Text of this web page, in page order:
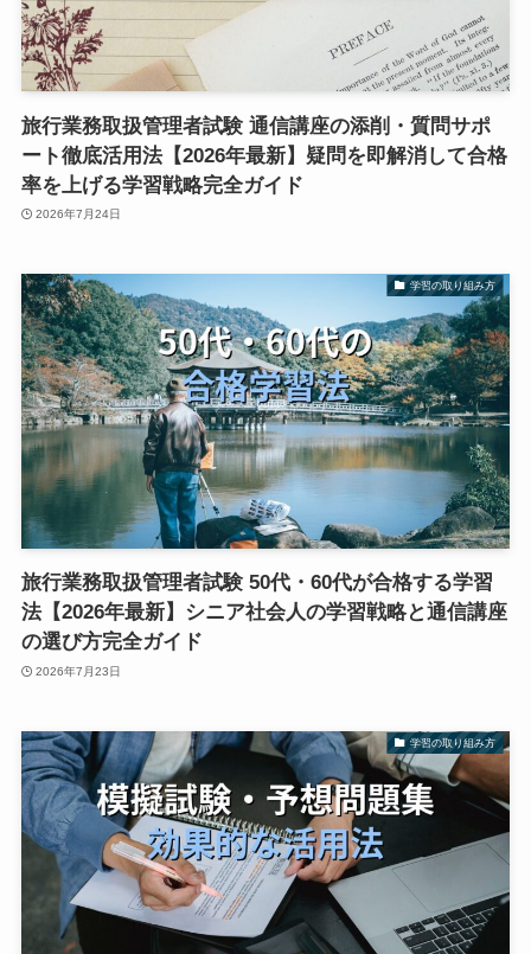
旅行業務取扱管理者試験 通信講座の添削・質問サポ
ート徹底活用法【2026年最新】疑問を即解消して合格
率を上げる学習戦略完全ガイド
2026年7月24日
学習の取り組み方
旅行業務取扱管理者試験 50代・60代が合格する学習
法【2026年最新】シニア社会人の学習戦略と通信講座
の選び方完全ガイド
2026年7月23日
学習の取り組み方